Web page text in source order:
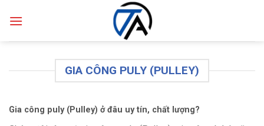
GIA CÔNG PULY (PULLEY)
Gia công puly (Pulley) ở đâu uy tín, chất lượng?